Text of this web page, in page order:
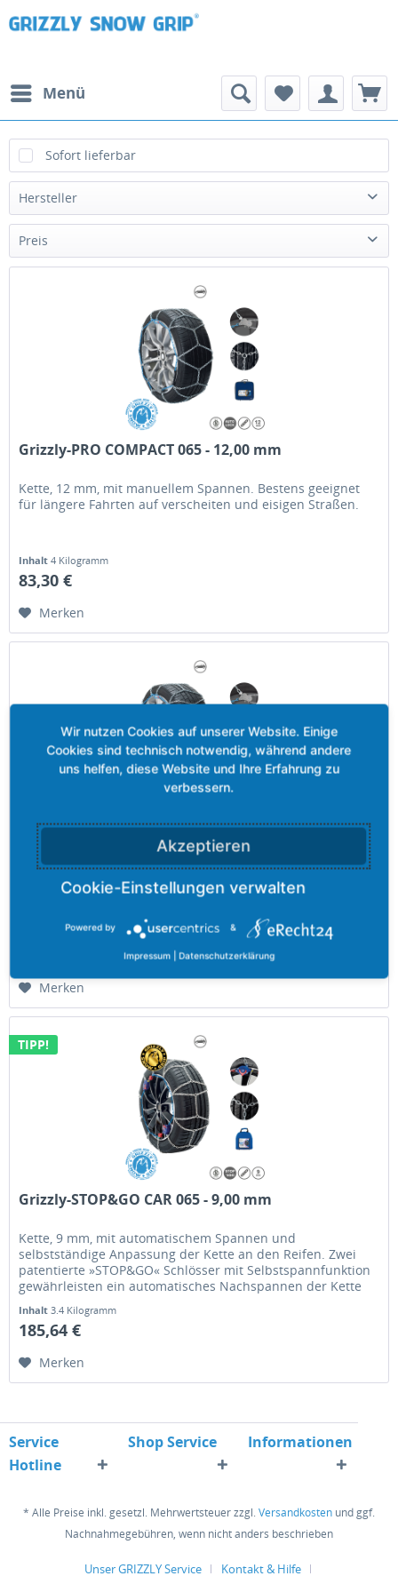
Menü
Sofort lieferbar
Hersteller
Veriga
Preis
73,78 €bis
Grizzly-PRO COMPACT 065 - 12,00 mm
Kette, 12 mm, mit manuellem Spannen. Bestens geeignet
für längere Fahrten auf verscheiten und eisigen Straßen.
Inhalt4 Kilogramm
83,30 €
Merken
Grizzly-PRO COMPACT 065 - 9,00 mm
Kette, 9 mm, mit manuellem Spannen. Aufgrund der hohen
und damit verbundenen langen Lebensdauer dieser Kette,
bewältigen Sie auch extreme Situationen.
2.9 Kilogramm
Merken
TIPP!
Grizzly-STOP&GO CAR 065 - 9,00 mm
Kette, 9 mm, mit automatischem Spannen und
selbstständige Anpassung der Kette an den Reifen. Zwei
patentierte »STOP&GO« Schlösser mit Selbstspannfunktion
gewährleisten ein automatisches Nachspannen der Kette
Inhalt3.4 Kilogramm
185,64 €
Merken
Service
Hotline
Shop Service Informationen
* Alle Preise inkl. gesetzl. Mehrwertsteuer zzgl.Versandkosten und ggf.
Nachnahmegebühren, wenn nicht anders beschrieben
Unser GRIZZLY Service
Kontakt & Hilfe
Akzeptieren
Powered by &
Impressum | Datenschutzerklärung